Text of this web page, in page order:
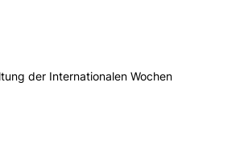
der Internationalen Wochen